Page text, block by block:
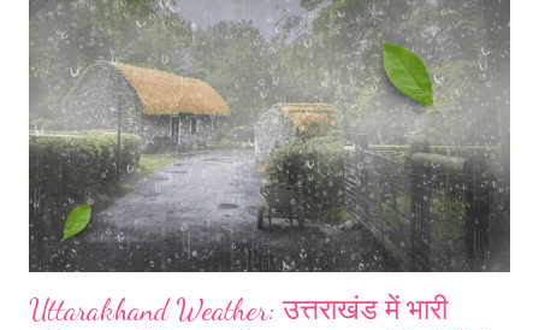
Uttarakhand Weather: उत्तराखंड में भारी